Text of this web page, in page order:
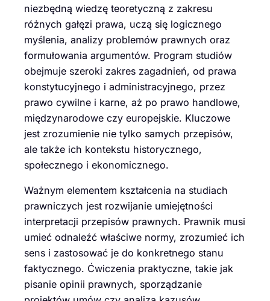
niezbędną wiedzę teoretyczną z zakresu
różnych gałęzi prawa, uczą się logicznego
myślenia, analizy problemów prawnych oraz
formułowania argumentów. Program studiów
obejmuje szeroki zakres zagadnień, od prawa
konstytucyjnego i administracyjnego, przez
prawo cywilne i karne, aż po prawo handlowe,
międzynarodowe czy europejskie. Kluczowe
jest zrozumienie nie tylko samych przepisów,
ale także ich kontekstu historycznego,
społecznego i ekonomicznego.
Ważnym elementem kształcenia na studiach
prawniczych jest rozwijanie umiejętności
interpretacji przepisów prawnych. Prawnik musi
umieć odnaleźć właściwe normy, zrozumieć ich
sens i zastosować je do konkretnego stanu
faktycznego. Ćwiczenia praktyczne, takie jak
pisanie opinii prawnych, sporządzanie